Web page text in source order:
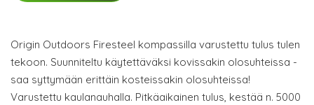
Origin Outdoors Firesteel kompassilla varustettu tulus tulen
tekoon. Suunniteltu käytettäväksi kovissakin olosuhteissa -
saa syttymään erittäin kosteissakin olosuhteissa!
Varustettu kaulanauhalla. Pitkäaikainen tulus, kestää n. 5000